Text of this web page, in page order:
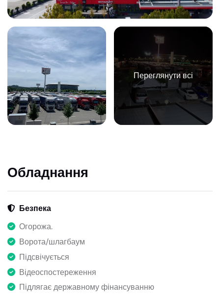
Обладнання
Безпека
Огорожа.
Ворота/шлагбаум
Підсвічується
Відеоспостереження
Підлягає державному фінансуванню